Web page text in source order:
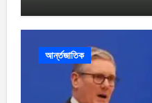
আর্ন্তজাতিক